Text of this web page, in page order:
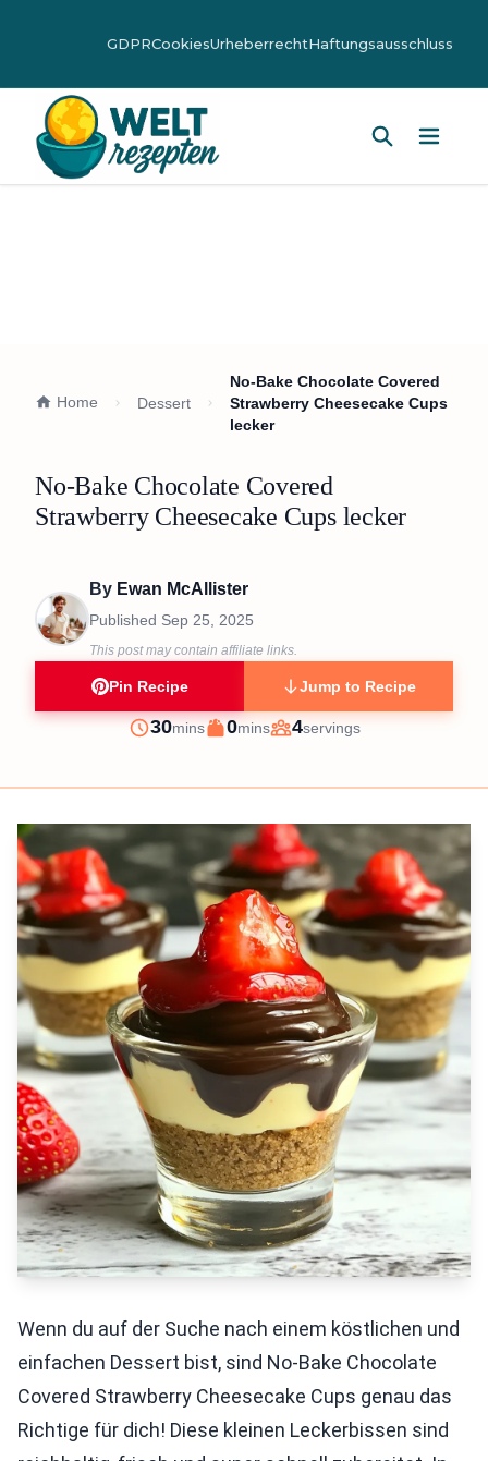
GDPRCookiesUrheberrechtHaftungsausschluss
Home Dessert
No-Bake Chocolate Covered
Strawberry Cheesecake Cups
lecker
No-Bake Chocolate Covered
Strawberry Cheesecake Cups lecker
By Ewan McAllister
Published Sep 25, 2025
This post may contain affiliate links.
Pin Recipe Jump to Recipe
Prep
30minutes
mins
Cook
0minutes
mins
Servings
4servings
Wenn du auf der Suche nach einem köstlichen und
einfachen Dessert bist, sind No-Bake Chocolate
Covered Strawberry Cheesecake Cups genau das
Richtige für dich! Diese kleinen Leckerbissen sind